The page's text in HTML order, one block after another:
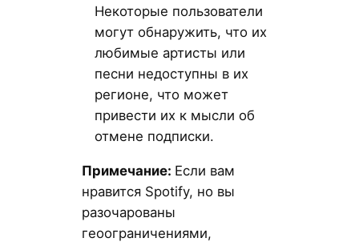
Некоторые пользователи
могут обнаружить, что их
любимые артисты или
песни недоступны в их
регионе, что может
привести их к мысли об
отмене подписки.
Примечание: Если вам
нравится Spotify, но вы
разочарованы
геоограничениями,